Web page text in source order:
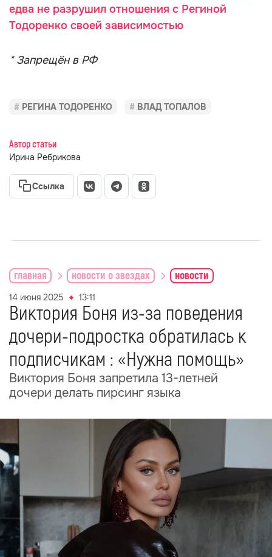
едва не разрушил отношения с Региной
Тодоренко своей зависимостью
* Запрещён в РФ
РЕГИНА ТОДОРЕНКО ВЛАД ТОПАЛОВ
Автор статьи
Ирина Ребрикова
Ссылка
главная новости о звездах новости
14 июня 2025 13:11
Виктория Боня из-за поведения
дочери-подростка обратилась к
подписчикам : «Нужна помощь»
Виктория Боня запретила 13-летней
дочери делать пирсинг языка